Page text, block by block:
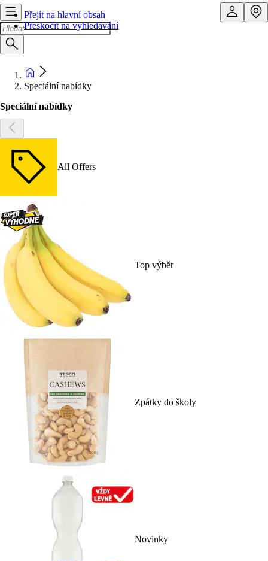
Přejít na hlavní obsah
Přeskočit na vyhledávání
Speciální nabídky
Speciální nabídky
All Offers
Top výběr
Zpátky do školy
Novinky